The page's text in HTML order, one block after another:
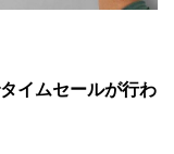
イムセールが行わ